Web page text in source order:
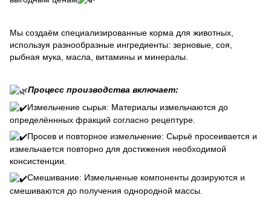
Мы создаём специализированные корма для животных,
используя разнообразные ингредиенты: зерновые, соя,
рыбная мука, масла, витамины и минералы.
Процесс производства включает:
Измельчение сырья: Материалы измельчаются до
определённных фракций согласно рецептуре.
Просев и повторное измельчение: Сырьё просеивается и
измельчается повторно для достижения необходимой
консистенции.
Смешивание: Измельченые компоненты дозируются и
смешиваются до получения однородной массы.